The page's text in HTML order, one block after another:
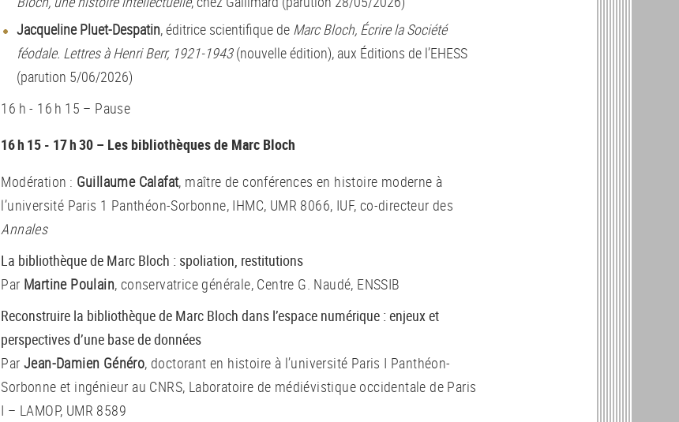
Jacqueline Pluet-Despatin, éditrice scientifique de Marc Bloch, Écrire la Société
féodale. Lettres à Henri Berr, 1921-1943(nouvelle édition), aux Éditions de l’EHESS
(parution 5/06/2026)
16 h - 16 h 15 – Pause
16 h 15 - 17 h 30 – Les bibliothèques de Marc Bloch
Modération : Guillaume Calafat, maître de conférences en histoire moderne à
l’université Paris 1 Panthéon-Sorbonne, IHMC, UMR 8066, IUF, co-directeur des
Annales
La bibliothèque de Marc Bloch : spoliation, restitutions
Par Martine Poulain, conservatrice générale, Centre G. Naudé, ENSSIB
Reconstruire la bibliothèque de Marc Bloch dans l’espace numérique : enjeux et
perspectives d’une base de données
ParJean-Damien Généro, doctorant en histoire à l’université Paris I Panthéon-
Sorbonne et ingénieur au CNRS, Laboratoire de médiévistique occidentale de Paris
I – LAMOP, UMR 8589